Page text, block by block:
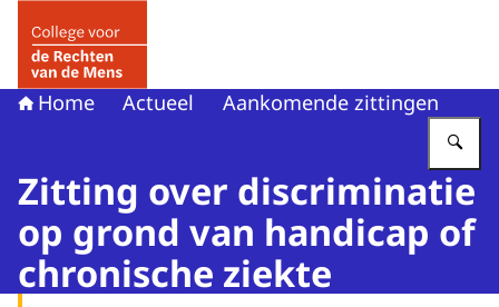
Home Actueel Aankomende zittingen
Zitting over discriminatie
op grond van handicap of
chronische ziekte